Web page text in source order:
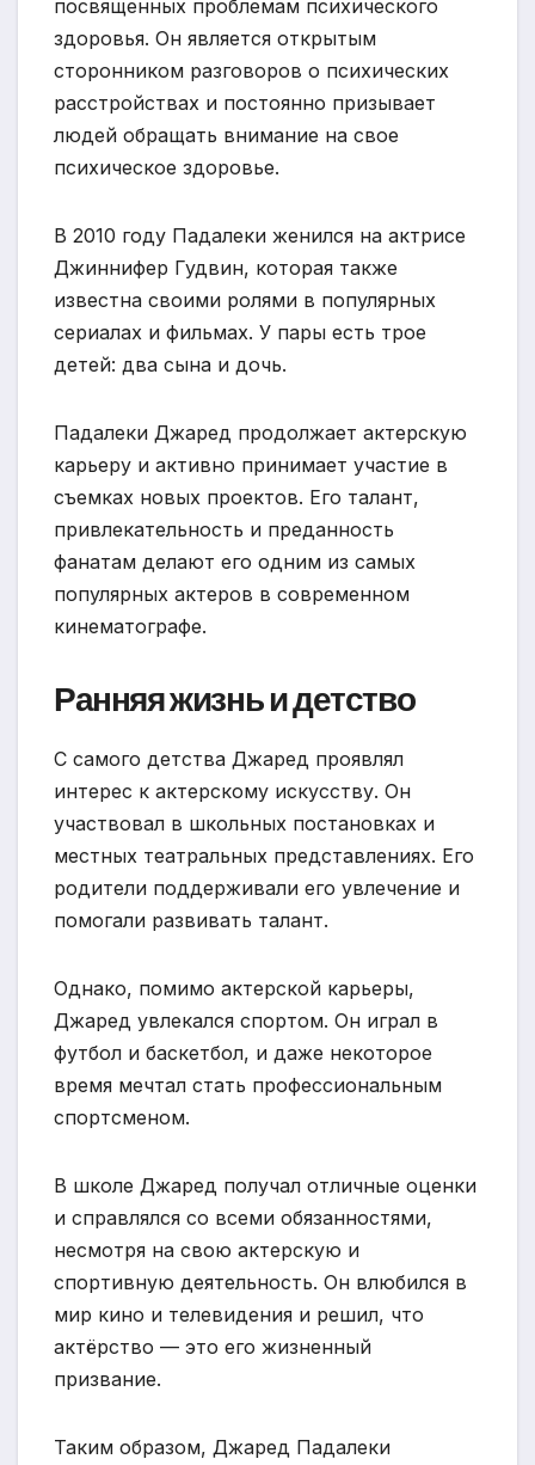
посвященных проблемам психического
здоровья. Он является открытым
сторонником разговоров о психических
расстройствах и постоянно призывает
людей обращать внимание на свое
психическое здоровье.
В 2010 году Падалеки женился на актрисе
Джиннифер Гудвин, которая также
известна своими ролями в популярных
сериалах и фильмах. У пары есть трое
детей: два сына и дочь.
Падалеки Джаред продолжает актерскую
карьеру и активно принимает участие в
съемках новых проектов. Его талант,
привлекательность и преданность
фанатам делают его одним из самых
популярных актеров в современном
кинематографе.
Ранняя жизнь и детство
С самого детства Джаред проявлял
интерес к актерскому искусству. Он
участвовал в школьных постановках и
местных театральных представлениях. Его
родители поддерживали его увлечение и
помогали развивать талант.
Однако, помимо актерской карьеры,
Джаред увлекался спортом. Он играл в
футбол и баскетбол, и даже некоторое
время мечтал стать профессиональным
спортсменом.
В школе Джаред получал отличные оценки
и справлялся со всеми обязанностями,
несмотря на свою актерскую и
спортивную деятельность. Он влюбился в
мир кино и телевидения и решил, что
актёрство — это его жизненный
призвание.
Таким образом, Джаред Падалеки